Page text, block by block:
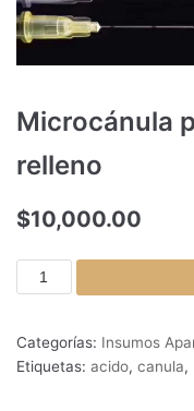
Microcánula
relleno
$10,000.00
Categorías: Insumos
Etiquetas: acido, canula,